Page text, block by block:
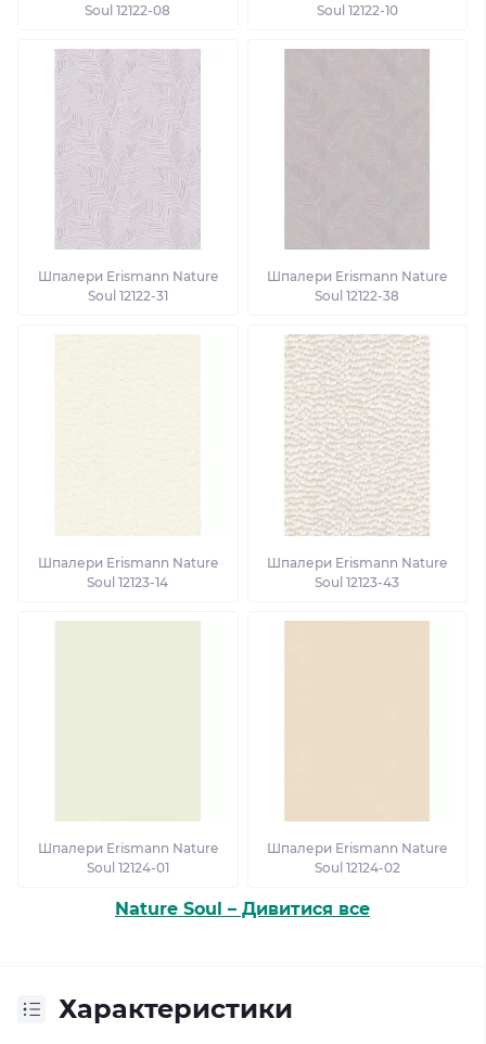
Soul 12122-08
Soul 12122-10
Шпалери Erismann Nature
Soul 12122-31
Шпалери Erismann Nature
Soul 12122-38
Шпалери Erismann Nature
Soul 12123-14
Шпалери Erismann Nature
Soul 12123-43
Шпалери Erismann Nature
Soul 12124-01
Шпалери Erismann Nature
Soul 12124-02
Nature Soul – Дивитися все
Характеристики